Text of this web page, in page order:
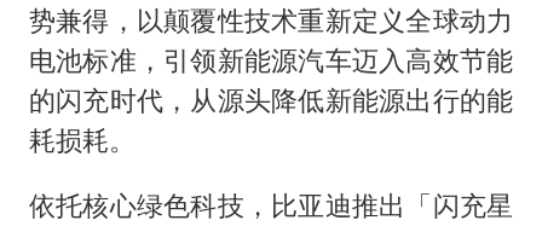
势兼得，以颠覆性技术重新定义全球动力
电池标准，引领新能源汽车迈入高效节能
的闪充时代，从源头降低新能源出行的能
耗损耗。
依托核心绿色科技，比亚迪推出「闪充星